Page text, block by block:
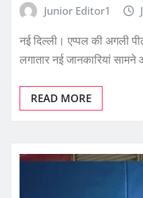
Junior Editor1
नई दिल्ली। एप्पल की अगली
लगातार नई जानकारियां
READ MORE